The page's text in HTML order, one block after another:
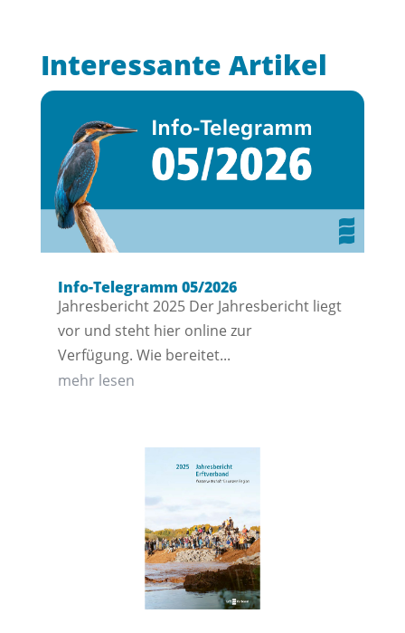
Interessante Artikel
Info-Telegramm 05/2026
Jahresbericht 2025 Der Jahresbericht liegt
vor und steht hier online zur
Verfügung. Wie bereitet...
mehr lesen